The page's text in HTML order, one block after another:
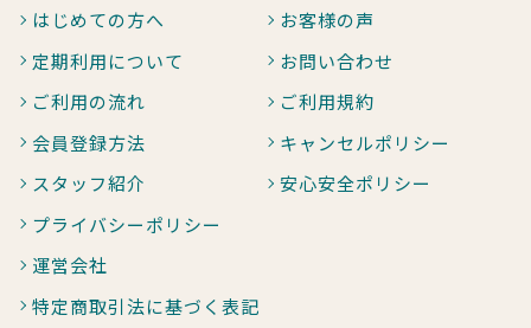
はじめての方へ
定期利用について
ご利用の流れ
会員登録方法
スタッフ紹介
お客様の声
お問い合わせ
ご利用規約
キャンセルポリシー
安心安全ポリシー
プライバシーポリシー
運営会社
特定商取引法に基づく表記